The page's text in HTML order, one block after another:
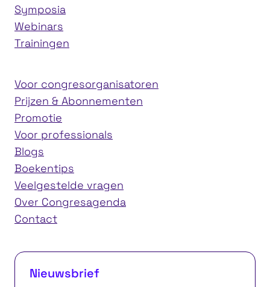
Symposia
Webinars
Trainingen
Voor congresorganisatoren
Prijzen & Abonnementen
Promotie
Voor professionals
Blogs
Boekentips
Veelgestelde vragen
Over Congresagenda
Contact
Nieuwsbrief